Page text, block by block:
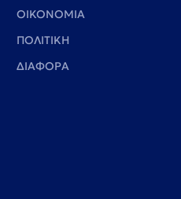
ΟΙΚΟΝΟΜΙΑ
ΠΟΛΙΤΙΚΗ
ΔΙΑΦΟΡΑ